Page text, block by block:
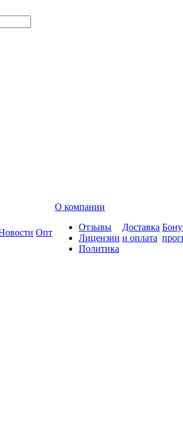
Опт
О компании
Отзывы
Лицензии
Политика
Доставка
и оплата